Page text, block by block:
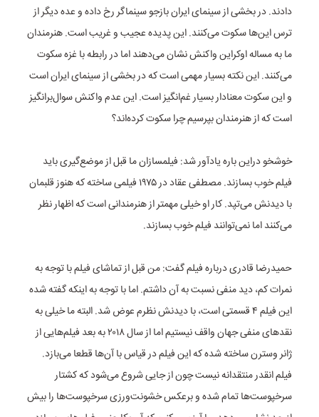
دادند. در بخشی از سینمای ایران بازجو سینماگر رخ داده و عده دیگر از
ترس این‌ها سکوت می‌کنند. این پدیده عجیب و غریب است. هنرمندان
ما به مساله اوکراین واکنش نشان می‌دهند اما در رابطه با غزه سکوت
می‌کنند. این نکته بسیار مهمی است که در بخشی از سینمای ایران است
و این سکوت معنادار بسیار غم‌انگیز است. این عدم واکنش سوال‌برانگیز
است که از هنرمندان بپرسیم چرا سکوت کرده‌اند؟
خوشخو دراین باره یادآور شد: فیلمسازان ما قبل از موضع‌گیری باید
فیلم خوب بسازند. مصطفی عقاد در ۱۹۷۵ فیلمی ساخته که هنوز قلبمان
با دیدنش می‌تپد. کار او خیلی مهمتر از هنرمندانی است که اظهار نظر
می‌کنند اما نمی‌توانند فیلم خوب بسازند.
حمیدرضا قادری درباره فیلم گفت: من قبل از تماشای فیلم با توجه به
نمرات کم، دید منفی نسبت به آن داشتم. اما با توجه به اینکه گفته شده
این فیلم ۴ قسمتی است، با دیدنش نظرم عوض شد. البته ما خیلی به
نقدهای منفی جهان واقف نیستیم اما از سال ۲۰۱۸ به بعد فیلم‌هایی از
ژانر وسترن ساخته شده که این فیلم در قیاس با آن‌ها قطعا می‌بازد.
فیلم انقدر منتقدانه نیست چون از جایی شروع می‌شود که کشتار
سرخپوست‌ها تمام شده و برعکس خشونت‌ورزی سرخپوست‌ها را بیش